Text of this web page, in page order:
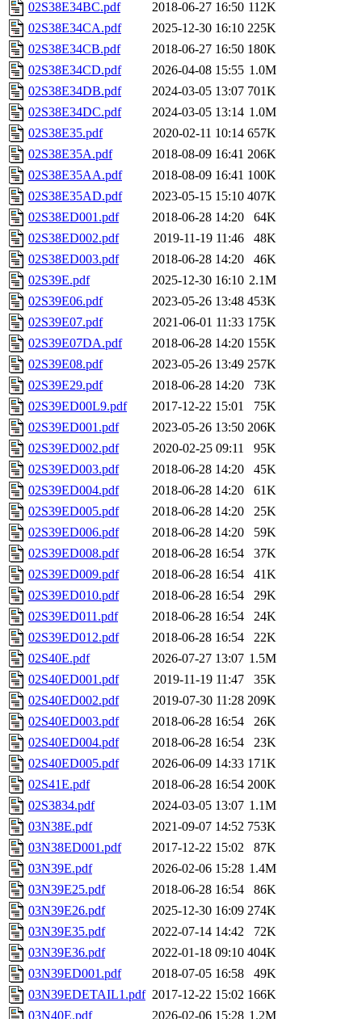
02S38E34BC.pdf
2018-06-27 16:50 112K
02S38E34CA.pdf
2025-12-30 16:10 225K
02S38E34CB.pdf
2018-06-27 16:50 180K
02S38E34CD.pdf
2026-04-08 15:55 1.0M
02S38E34DB.pdf
2024-03-05 13:07 701K
02S38E34DC.pdf
2024-03-05 13:14 1.0M
02S38E35.pdf
2020-02-11 10:14 657K
02S38E35A.pdf
2018-08-09 16:41 206K
02S38E35AA.pdf
2018-08-09 16:41 100K
02S38E35AD.pdf
2023-05-15 15:10 407K
02S38ED001.pdf
2018-06-28 14:20
64K
02S38ED002.pdf
2019-11-19 11:46
48K
02S38ED003.pdf
2018-06-28 14:20
46K
02S39E.pdf
2025-12-30 16:10 2.1M
02S39E06.pdf
2023-05-26 13:48 453K
02S39E07.pdf
2021-06-01 11:33 175K
02S39E07DA.pdf
2018-06-28 14:20 155K
02S39E08.pdf
2023-05-26 13:49 257K
02S39E29.pdf
2018-06-28 14:20
73K
02S39ED00L9.pdf
2017-12-22 15:01
75K
02S39ED001.pdf
2023-05-26 13:50 206K
02S39ED002.pdf
2020-02-25 09:11
95K
02S39ED003.pdf
2018-06-28 14:20
45K
02S39ED004.pdf
2018-06-28 14:20
61K
02S39ED005.pdf
2018-06-28 14:20
25K
02S39ED006.pdf
2018-06-28 14:20
59K
02S39ED008.pdf
2018-06-28 16:54
37K
02S39ED009.pdf
2018-06-28 16:54
41K
02S39ED010.pdf
2018-06-28 16:54
29K
02S39ED011.pdf
2018-06-28 16:54
24K
02S39ED012.pdf
2018-06-28 16:54
22K
02S40E.pdf
2026-07-27 13:07 1.5M
02S40ED001.pdf
2019-11-19 11:47
35K
02S40ED002.pdf
2019-07-30 11:28 209K
02S40ED003.pdf
2018-06-28 16:54
26K
02S40ED004.pdf
2018-06-28 16:54
23K
02S40ED005.pdf
2026-06-09 14:33 171K
02S41E.pdf
2018-06-28 16:54 200K
02S3834.pdf
2024-03-05 13:07 1.1M
03N38E.pdf
2021-09-07 14:52 753K
03N38ED001.pdf
2017-12-22 15:02
87K
03N39E.pdf
2026-02-06 15:28 1.4M
03N39E25.pdf
2018-06-28 16:54
86K
03N39E26.pdf
2025-12-30 16:09 274K
03N39E35.pdf
2022-07-14 14:42
72K
03N39E36.pdf
2022-01-18 09:10 404K
03N39ED001.pdf
2018-07-05 16:58
49K
03N39EDETAIL1.pdf 2017-12-22 15:02 166K
03N40E.pdf
2026-02-06 15:28 1.2M